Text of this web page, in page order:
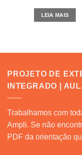
LEIA MAIS
PROJETO DE
INTEGRADO |
Trabalhamos com
Ampli. Se não
PDF da orientação